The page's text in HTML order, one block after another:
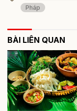
Pháp
BÀI LIÊN QUAN